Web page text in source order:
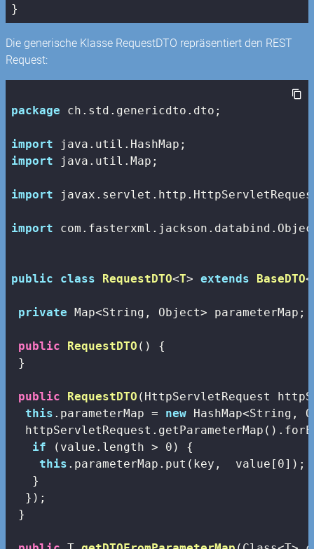
}
Die generische Klasse RequestDTO repräsentiert den REST
Request:
package ch.std.genericdto.dto;
import
import java.util.Map;
import
import
public class RequestDTO<T> extends BaseDTO<
private Map<String, Object> parameterMap;
public RequestDTO ()
{
}
public RequestDTO (HttpServletRequest
this .parameterMap = new HashMap<String,
if (value.length > 0 ) {
this .parameterMap.put(key,  value[ 0
   }
  });
}